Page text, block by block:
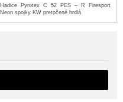
Hadice Pyrotex C 52 PES – R Firesport
Neon spojky KW pretočené hrdlá